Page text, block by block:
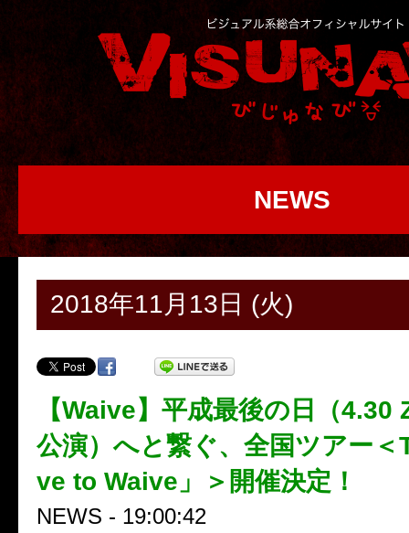
NEWS
2018年11月13日 (火)
【Waive】平成最後の日（4.30
公演）へと繋ぐ、全国ツアー＜
ve to Waive」＞開催決定！
NEWS - 19:00:42